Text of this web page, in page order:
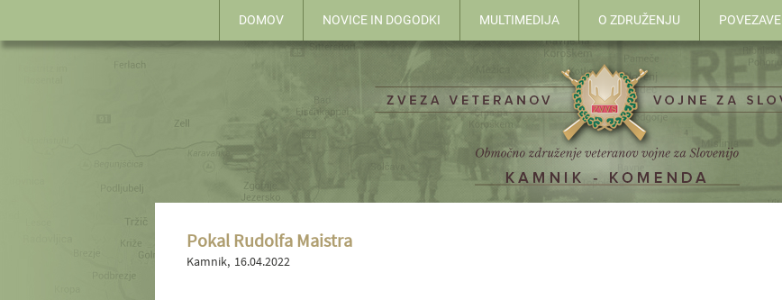
DOMOV NOVICE IN DOGODKI MULTIMEDIJA O ZDRUŽENJU POVEZAVE
Pokal Rudolfa Maistra
Kamnik 16.04.2022